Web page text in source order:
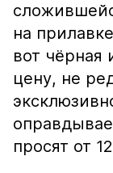
на
вот чёрная
цену, не
просят от